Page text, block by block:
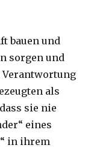
bauen und
sorgen und
Verantwortung
als
sie nie
eines
in ihrem